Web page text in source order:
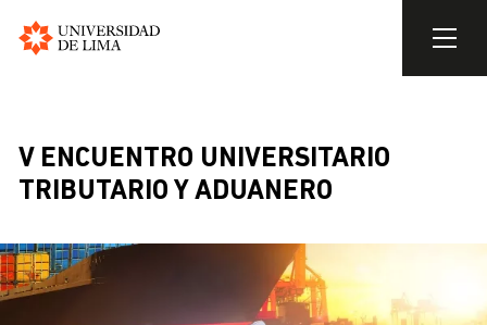
main
content
V ENCUENTRO UNIVERSITARIO
TRIBUTARIO Y ADUANERO